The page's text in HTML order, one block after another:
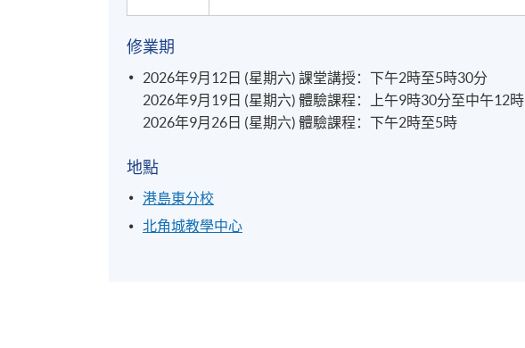
修業期
2026年9月12日 (星期六) 課堂講授：下午2時至5時30分
2026年9月19日 (星期六) 體驗課程：上午9時30分至中午12時
2026年9月26日 (星期六) 體驗課程：下午2時至5時
地點
港島東分校
北角城教學中心